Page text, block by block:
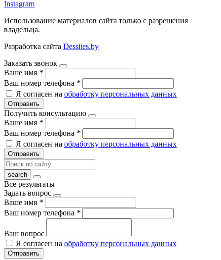
Instagram
Использование материалов сайта только с разрешения
владельца.
Разработка сайта Dessites.by
Заказать звонок
Ваше имя *
Ваш номер телефона *
Я согласен на обработку персональных данных
Отправить
Получить консультацию
Ваше имя *
Ваш номер телефона *
Я согласен на обработку персональных данных
Отправить
Все результаты
Задать вопрос
Ваше имя *
Ваш номер телефона *
Ваш вопрос
Я согласен на обработку персональных данных
Отправить